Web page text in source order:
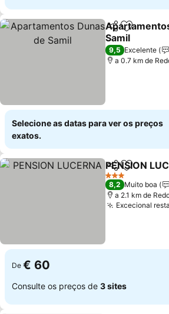
Partilhar
Samil
9,5 Excelente
a 0.7 km de
Selecione as datas para ver os preços
exatos.
Partilhar
PENSION
3 Estrelas
8,2 Muito boa
a 2.1 km de
Excecional
De € 60
Consulte os preços de 3 sites